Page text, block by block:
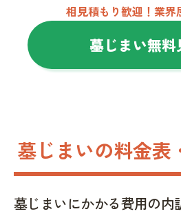
相見積もり歓迎！業界
墓じまい無料
墓じまいの料金表
墓じまいにかかる費用の内